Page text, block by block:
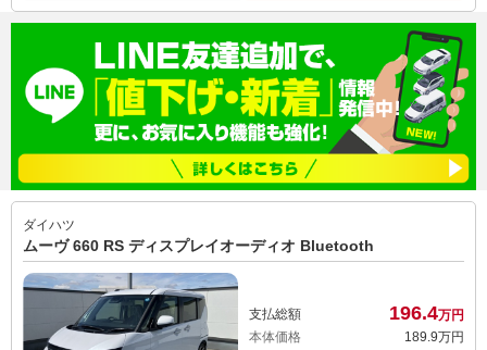
ダイハツ
ムーヴ 660 RS ディスプレイオーディオ Bluetooth
支払総額 196.4万円
本体価格
189. 9万円